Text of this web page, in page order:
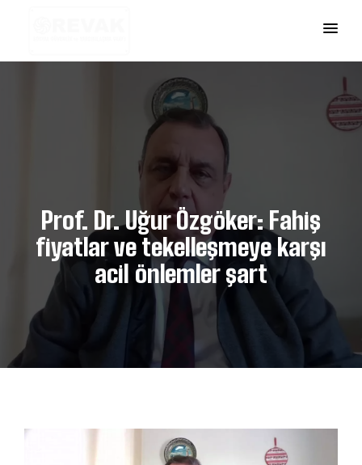
Prof. Dr. Uğur Özgöker: Fahiş
fiyatlar ve tekelleşmeye karşı
acil önlemler şart